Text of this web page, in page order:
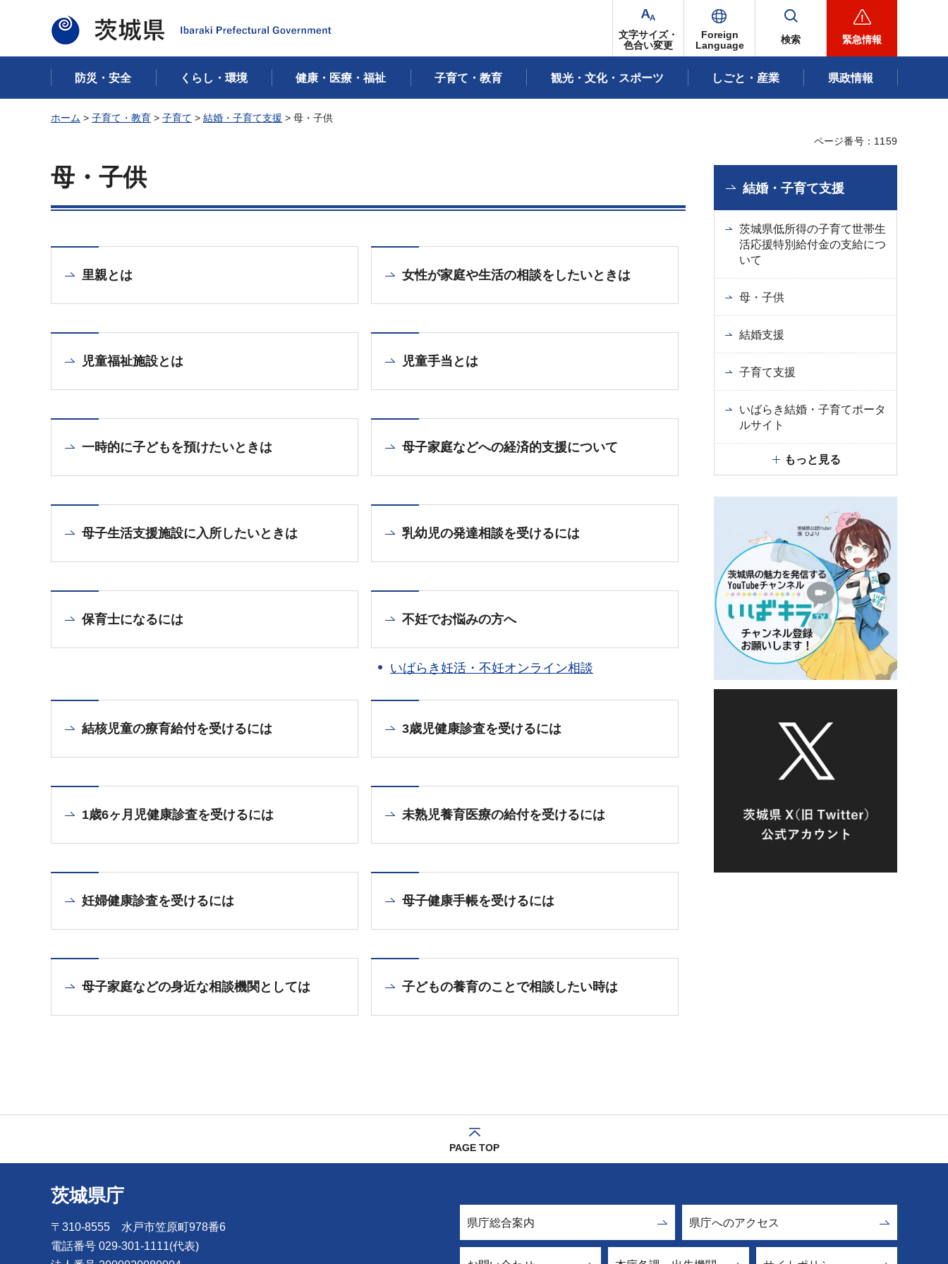
茨城県
文字サイズ・
色合い変更
Foreign
Language
検索 緊急情報
防災・安全 くらし・環境 健康・医療・福祉 子育て・教育 観光・文化・スポーツ しごと・産業 県政情報
ホーム > 子育て・教育 > 子育て > 結婚・子育て支援 > 母・子供
ページ番号：1159
母・子供
里親とは 女性が家庭や生活の相談をしたいときは
児童福祉施設とは 児童手当とは
一時的に子どもを預けたいときは 母子家庭などへの経済的支援について
母子生活支援施設に入所したいときは 乳幼児の発達相談を受けるには
保育士になるには 不妊でお悩みの方へ
いばらき妊活・不妊オンライン相談
結核児童の療育給付を受けるには 3歳児健康診査を受けるには
1歳6ヶ月児健康診査を受けるには 未熟児養育医療の給付を受けるには
妊婦健康診査を受けるには 母子健康手帳を受けるには
母子家庭などの身近な相談機関としては 子どもの養育のことで相談したい時は
結婚・子育て支援
茨城県低所得の子育て世帯生
活応援特別給付金の支給につ
いて
母・子供
結婚支援
子育て支援
いばらき結婚・子育てポータ
ルサイト
もっと見る
PAGE TOP
茨城県庁
〒310-8555 水戸市笠原町978番6
電話番号 029-301-1111(代表)
県庁総合案内 県庁へのアクセス